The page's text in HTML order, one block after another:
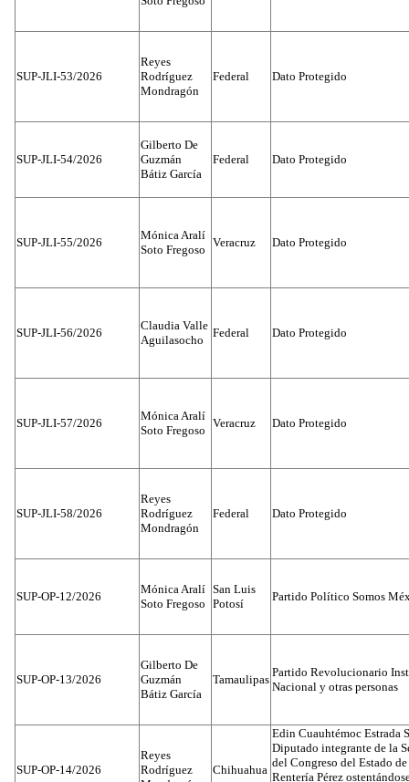
SUP-JLI-53/2026
Reyes
Rodríguez
Mondragón
Federal Dato Protegido
SUP-JLI-54/2026
Gilberto De
Guzmán
Bátiz García
Federal Dato Protegido
SUP-JLI-55/2026
Mónica Aralí
Soto Fregoso
Veracruz Dato Protegido
SUP-JLI-56/2026
Claudia Valle
Aguilasocho
Federal Dato Protegido
SUP-JLI-57/2026
Mónica Aralí
Soto Fregoso
Veracruz Dato Protegido
SUP-JLI-58/2026
Reyes
Rodríguez
Mondragón
Federal Dato Protegido
SUP-OP-12/2026
Mónica Aralí
Soto Fregoso
San Luis
Potosí
Partido Político Somos
SUP-OP-13/2026
Gilberto De
Guzmán
Bátiz García
Tamaulipas
Partido Revolucionario
Nacional y otras personas
SUP-OP-14/2026
Reyes
Rodríguez
Chihuahua
Edin Cuauhtémoc Estrada
Diputado integrante de la
del Congreso del Estado
Rentería Pérez